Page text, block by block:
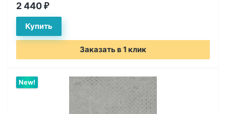
2 440 ₽
Заказать в 1 клик
New!